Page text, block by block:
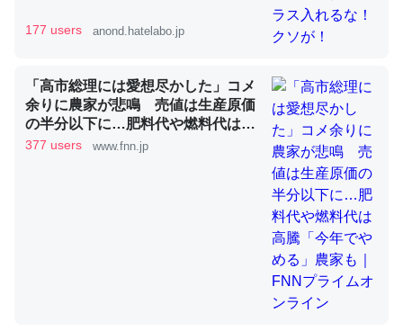
かりやすく強くなりそう
昆虫ってカルシウム少ないのか。知らんかった。調べたら
コオロギのカルシウム分はエビの600分の1程度。
─ニュース :: 【研究発表】昆虫学の大問題＝「昆虫はなぜ海にいな
177 users anond.hatelabo.jp
「高市総理には愛想尽かした」コメ
余りに農家が悲鳴 売値は生産原価
の半分以下に…肥料代や燃料代は高
騰「今年でやめる」農家も｜FNNプ
377 users www.fnn.jp